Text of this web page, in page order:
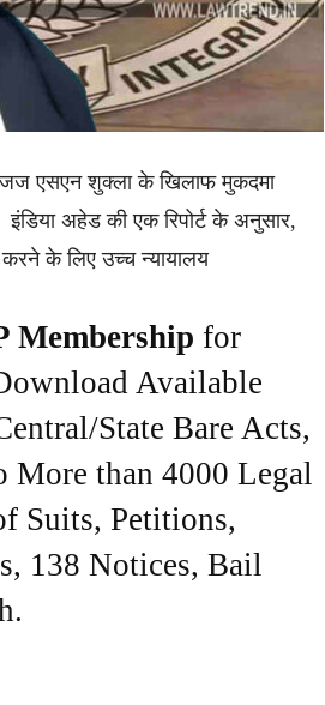
जज एसएन शुक्ला के खिलाफ मुकदमा
इंडिया अहेड की एक रिपोर्ट के अनुसार,
के लिए उच्च न्यायालय
Membership for
Available
State Bare Acts,
More than 4000 Legal
Suits, Petitions,
138 Notices, Bail